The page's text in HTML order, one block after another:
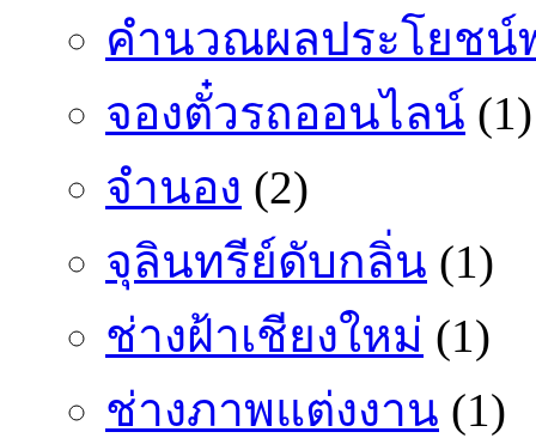
คำนวณผลประโยชน์
จองตั๋วรถออนไลน์ (1)
จำนอง (2)
จุลินทรีย์ดับกลิ่น (1)
ช่างฝ้าเชียงใหม่ (1)
ช่างภาพแต่งงาน (1)